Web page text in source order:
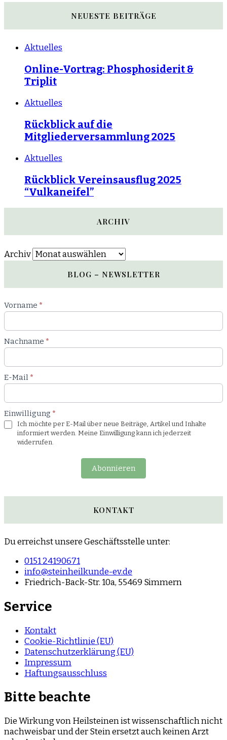
NEUESTE BEITRÄGE
Aktuelles
Online-Vortrag: Phosphosiderit &
Triplit
Aktuelles
Rückblick auf die
Mitgliederversammlung 2025
Aktuelles
Rückblick Vereinsausflug 2025
“Vulkaneifel”
ARCHIV
Archiv
BLOG – NEWSLETTER
Newsletter
Blog
Vorname *
Nachname *
E-Mail *
Einwilligung *
Ich möchte per E-Mail über neue Beiträge, Artikel und Inhalte
informiert werden. Meine Einwilligung kann ich jederzeit
widerrufen.
Abonnieren
KONTAKT
Du erreichst unsere Geschäftsstelle unter:
0151 24190671
info@steinheilkunde-ev.de
Friedrich-Back-Str. 10a, 55469 Simmern
Service
Kontakt
Cookie-Richtlinie (EU)
Datenschutzerklärung (EU)
Impressum
Haftungsausschluss
Bitte beachte
Die Wirkung von Heilsteinen ist wissenschaftlich nicht
nachweisbar und der Stein ersetzt auch keinen Arzt